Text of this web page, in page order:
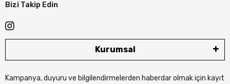
Bizi Takip Edin
Kurumsal
Kampanya, duyuru ve bilgilendirmelerden haberdar olmak için kayıt